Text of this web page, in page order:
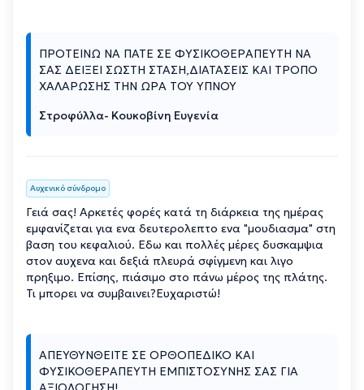
ΠΡΟΤΕΙΝΩ ΝΑ ΠΑΤΕ ΣΕ ΦΥΣΙΚΟΘΕΡΑΠΕΥΤΗ ΝΑ
ΣΑΣ ΔΕΙΞΕΙ ΣΩΣΤΗ ΣΤΑΣΗ,ΔΙΑΤΑΣΕΙΣ ΚΑΙ ΤΡΟΠΟ
ΧΑΛΑΡΩΣΗΣ ΤΗΝ ΩΡΑ ΤΟΥ ΥΠΝΟΥ
Στροφύλλα- Κουκοβίνη Ευγενία
Αυχενικό σύνδρομο
Γειά σας! Αρκετές φορές κατά τη διάρκεια της ημέρας
εμφανίζεται για ενα δευτερολεπτο ενα "μουδιασμα" στη
βαση του κεφαλιού. Εδω και πολλές μέρες δυσκαμψια
στον αυχενα και δεξιά πλευρά σφίγμενη και λιγο
πρηξιμο. Επίσης, πιάσιμο στο πάνω μέρος της πλάτης.
Τι μπορει να συμβαινει?Ευχαριστώ!
ΑΠΕΥΘΥΝΘΕΙΤΕ ΣΕ ΟΡΘΟΠΕΔΙΚΟ ΚΑΙ
ΦΥΣΙΚΟΘΕΡΑΠΕΥΤΗ ΕΜΠΙΣΤΟΣΥΝΗΣ ΣΑΣ ΓΙΑ